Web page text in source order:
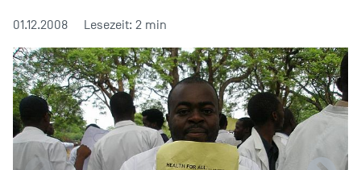
01.12.2008 Lesezeit: 2 min